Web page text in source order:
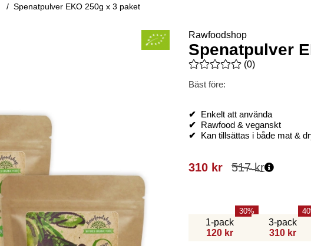
Spenatpulver EKO 250g x 3 paket
Rawfoodshop
Spenatpulver
Medelbetyg 0 av 5 Antal
(0)
Bäst före:
✔ Enkelt att använda
✔ Rawfood & veganskt
✔ Kan tillsättas i både mat &
517kr
310 kr
1-pack
120 kr
30
3-pack
310 kr
40